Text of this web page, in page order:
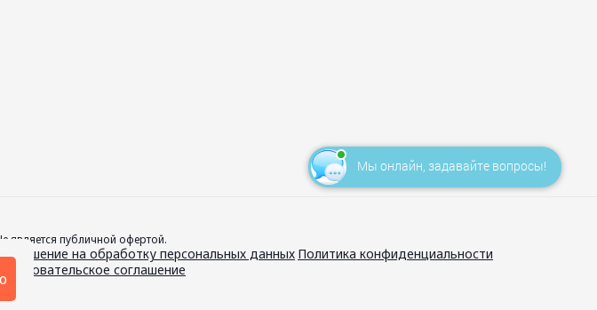
является публичной офертой.
на обработку персональных данных Политика конфиденциальности
Пользовательское соглашение
Мы онлайн, задавайте вопросы!